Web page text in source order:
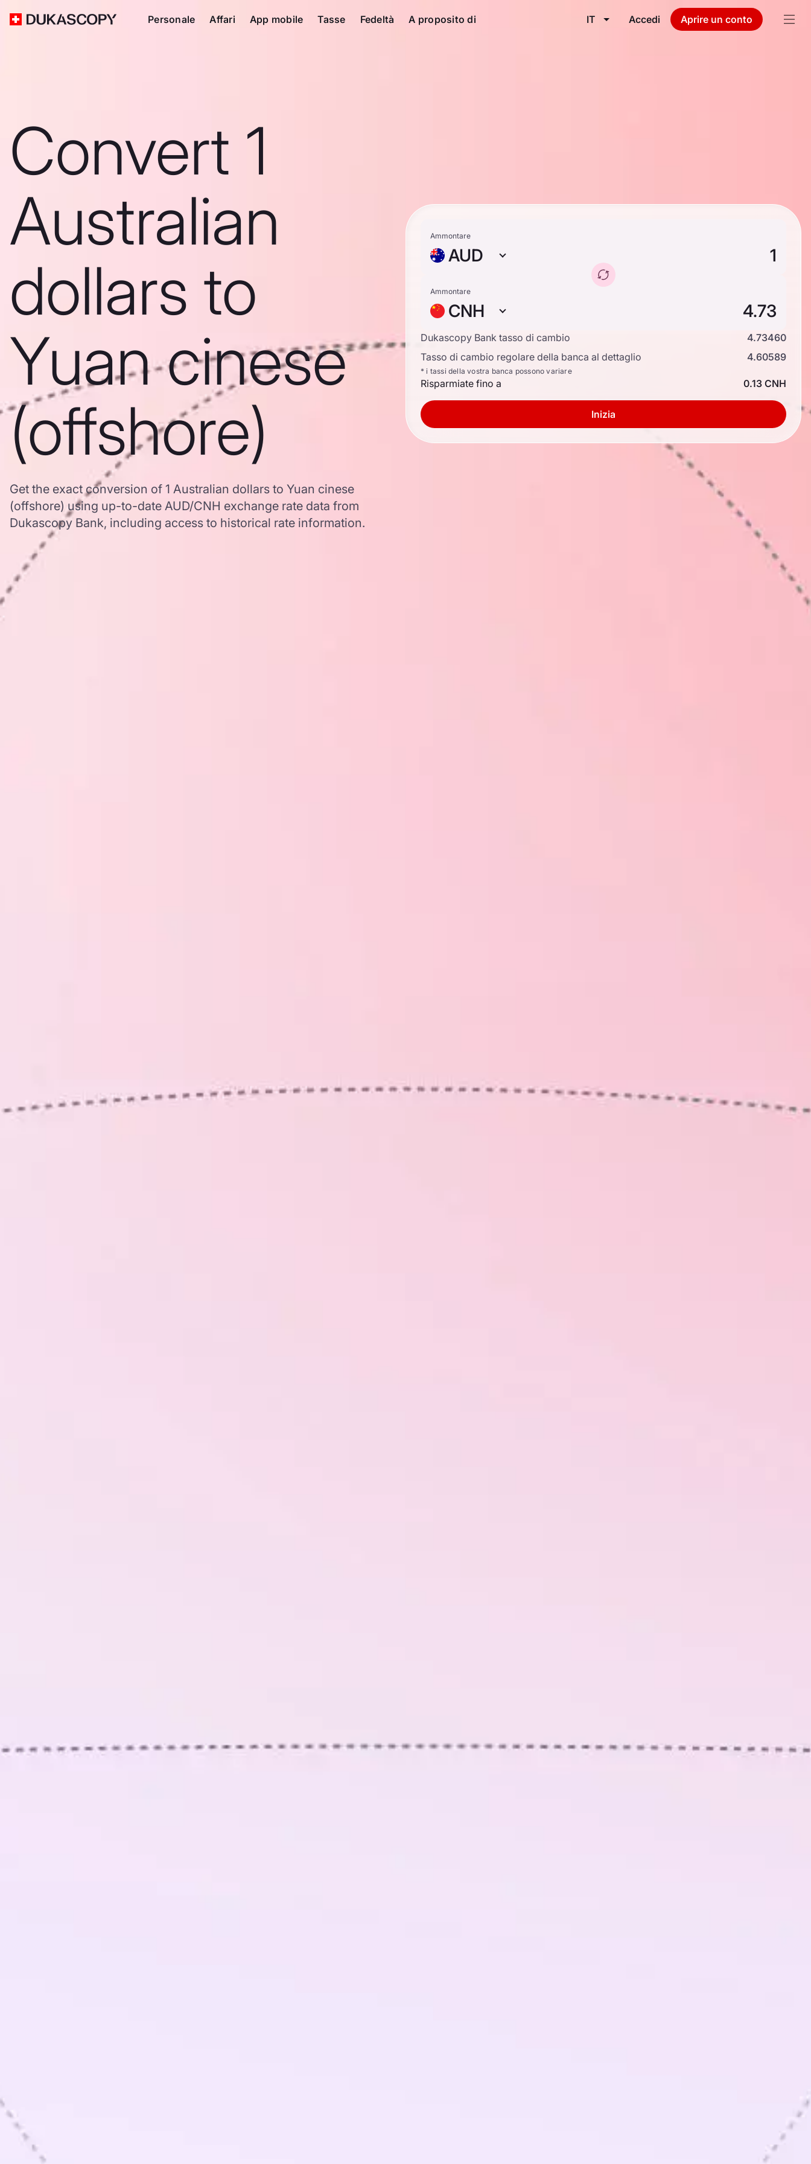
Personale Affari App mobile Tasse Fedeltà A proposito di IT Accedi Aprire un conto
Convert 1
Australian
dollars to
Yuan cinese
(offshore)
Get the exact conversion of 1 Australian dollars to Yuan cinese
(offshore) using up-to-date AUD/CNH exchange rate data from
Dukascopy Bank, including access to historical rate information.
Ammontare
AUD
Ammontare
CNH
Dukascopy Bank tasso di cambio
4.73460
Tasso di cambio regolare della banca al dettaglio
4.60589
* i tassi della vostra banca possono variare
Risparmiate fino a 0.13 CNH
Inizia